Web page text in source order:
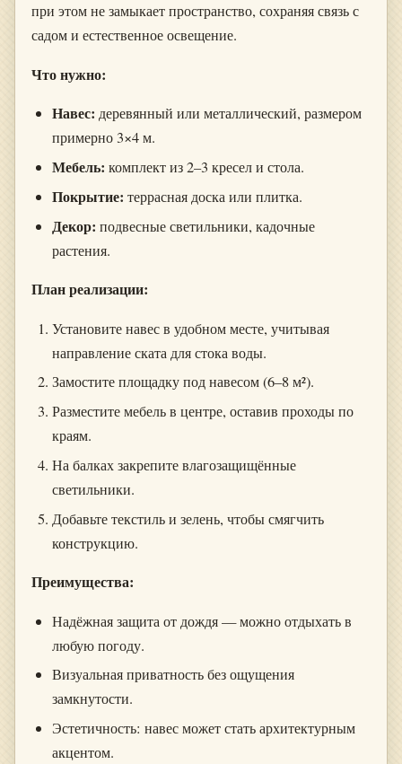
при этом не замыкает пространство, сохраняя связь с
садом и естественное освещение.
Что нужно:
Навес: деревянный или металлический, размером
примерно 3×4 м.
Мебель: комплект из 2–3 кресел и стола.
Покрытие: террасная доска или плитка.
Декор: подвесные светильники, кадочные
растения.
План реализации:
Установите навес в удобном месте, учитывая
направление ската для стока воды.
Замостите площадку под навесом (6–8 м²).
Разместите мебель в центре, оставив проходы по
краям.
На балках закрепите влагозащищённые
светильники.
Добавьте текстиль и зелень, чтобы смягчить
конструкцию.
Преимущества:
Надёжная защита от дождя — можно отдыхать в
любую погоду.
Визуальная приватность без ощущения
замкнутости.
Эстетичность: навес может стать архитектурным
акцентом.